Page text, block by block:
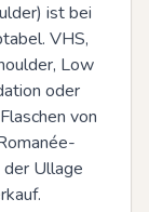
ist bei
VHS,
Low
oder
von
Ullage